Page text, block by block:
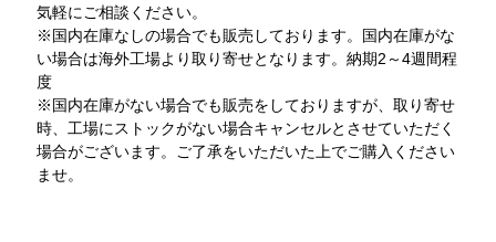
気軽にご相談ください。
※国内在庫なしの場合でも販売しております。国内在庫がな
い場合は海外工場より取り寄せとなります。納期2～4週間程
度
※国内在庫がない場合でも販売をしておりますが、取り寄せ
時、工場にストックがない場合キャンセルとさせていただく
場合がございます。ご了承をいただいた上でご購入ください
ませ。